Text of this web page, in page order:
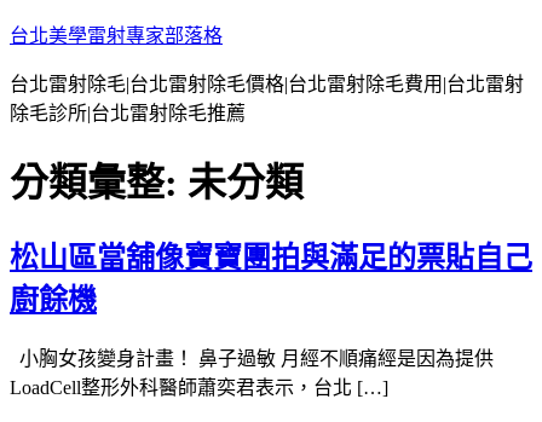
跳
主
要
容
台北美學雷射專家部落格
台北雷射除毛|台北雷射除毛價格|台北雷射除毛費用|台北雷射
除毛診所|台北雷射除毛推薦
分類彙整: 未分類
松山區當舖像寶寶團拍與滿足的票貼自己
廚餘機
小胸女孩變身計畫！ 鼻子過敏 月經不順痛經是因為提供
LoadCell整形外科醫師蕭奕君表示，台北 […]